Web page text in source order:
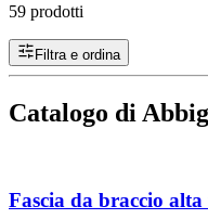
59 prodotti
Filtra e ordina
Catalogo di
Fascia da braccio